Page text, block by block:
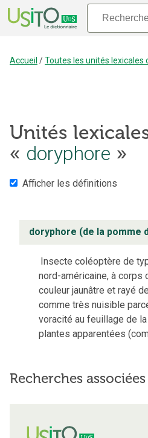
Accueil /Toutes les unités lexicales
Unités
« doryphore »
Afficher les définitions
doryphore (de la pomme
Insecte coléoptère de
nord-américaine, à corps
couleur jaunâtre et rayé
comme très nuisible
voracité au feuillage de
plantes apparentées
Recherches associées